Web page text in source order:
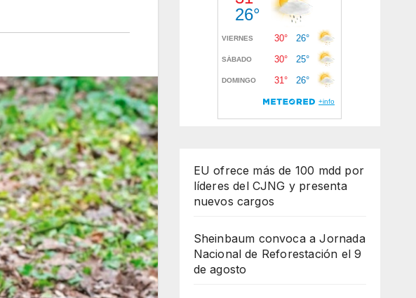
EU ofrece más de 100 mdd por
líderes del CJNG y presenta
nuevos cargos
Sheinbaum convoca a Jornada
Nacional de Reforestación el 9
de agosto